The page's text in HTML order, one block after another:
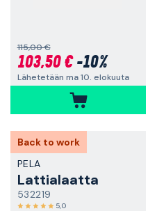
115,00 €
103,50 €-10%
Lähetetään ma 10. elokuuta
Back to work
PELA
Lattialaatta
532219
5,0